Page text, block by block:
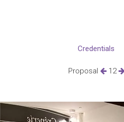
Credentials
Proposal 12